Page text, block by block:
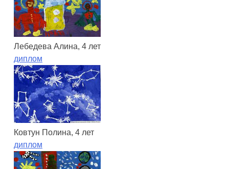
Лебедева Алина, 4 лет
диплом
Ковтун Полина, 4 лет
диплом